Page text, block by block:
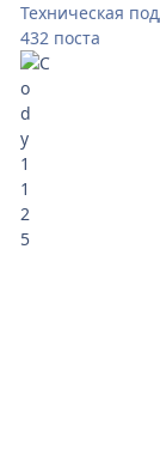
Техническая
432 поста